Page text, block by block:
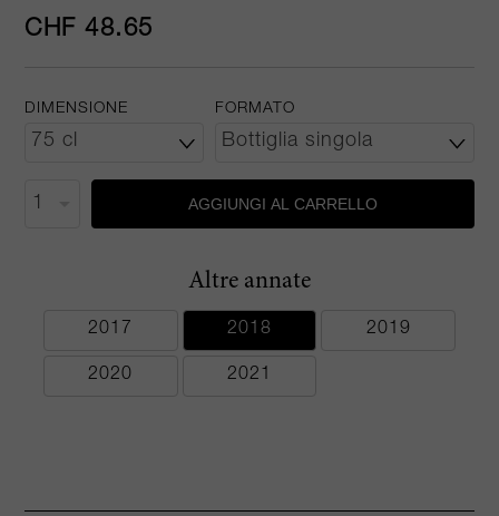
CHF 48.65
DIMENSIONE FORMATO
AGGIUNGI AL CARRELLO
Altre annate
2017 2018 2019
2020 2021